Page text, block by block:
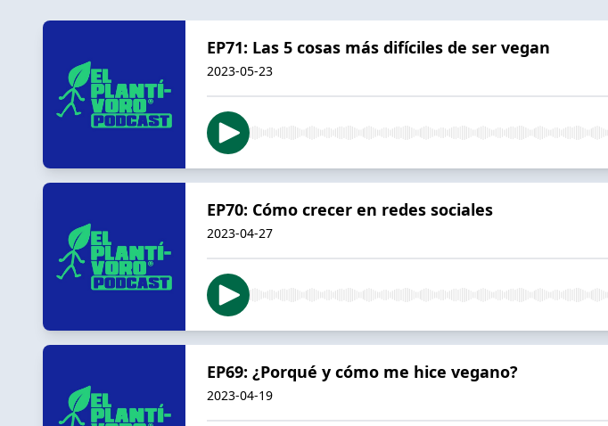
EP71: Las 5 cosas más difíciles de ser vegan
2023-05-23
EP70: Cómo crecer en redes sociales
2023-04-27
EP69: ¿Porqué y cómo me hice vegano?
2023-04-19